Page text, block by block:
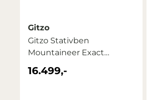
Gitzo
Gitzo Stativben
Mountaineer Exact
GT3542L Ser.3 ...
16.499,-